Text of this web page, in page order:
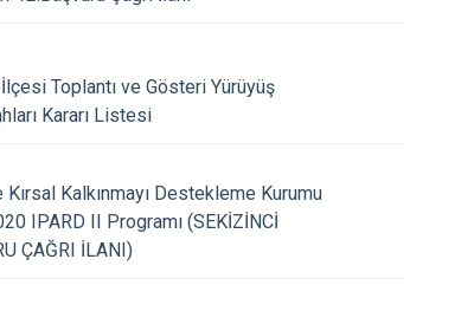
Köprübaşı
Of
Tonya
Vakfıkebir
Toplantı ve Gösteri Yürüyüş
Kararı Listesi
Kırsal Kalkınmayı Destekleme Kurumu
IPARD II Programı (SEKİZİNCİ
ÇAĞRI İLANI)